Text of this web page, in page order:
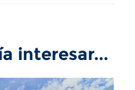
interesar...